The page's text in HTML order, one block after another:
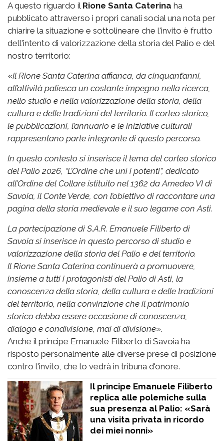
A questo riguardo il Rione Santa Caterina ha
pubblicato attraverso i propri canali social una nota per
chiarire la situazione e sottolineare che l'invito è frutto
dell'intento di valorizzazione della storia del Palio e del
nostro territorio:
«Il Rione Santa Caterina affianca, da cinquant’anni,
all’attività paliesca un costante impegno nella ricerca,
nello studio e nella valorizzazione della storia, della
cultura e delle tradizioni del territorio. Il corteo storico,
le pubblicazioni, l’annuario e le iniziative culturali
rappresentano parte integrante di questo percorso.
In questo contesto si inserisce il tema del corteo storico
del Palio 2026, “L’Ordine che unì i potenti”, dedicato
all’Ordine del Collare istituito nel 1362 da Amedeo VI di
Savoia, il Conte Verde, con l’obiettivo di raccontare una
pagina della storia medievale e il suo legame con Asti.
La partecipazione di S.A.R. Emanuele Filiberto di
Savoia si inserisce in questo percorso di studio e
valorizzazione della storia del Palio e del territorio.
Il Rione Santa Caterina continuerà a promuovere,
insieme a tutti i protagonisti del Palio di Asti, la
conoscenza della storia, della cultura e delle tradizioni
del territorio, nella convinzione che il patrimonio
storico debba essere occasione di conoscenza,
dialogo e condivisione, mai di divisione».
Anche il principe Emanuele Filiberto di Savoia ha
risposto personalmente alle diverse prese di posizione
contro l'invito, che lo vedrà in tribuna d'onore.
Il principe Emanuele Filiberto
replica alle polemiche sulla
sua presenza al Palio: «Sarà
una visita privata in ricordo
dei miei nonni»